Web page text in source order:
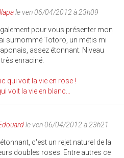
le ven 06/04/2012 à 23h09
pour vous présenter mon
surnommé Totoro, un métis mi
assez étonnant. Niveau
enraciné.
qui voit la vie en rose !
voit la vie en blanc...
le ven 06/04/2012 à 23h21
c'est un rejet naturel de la
doubles roses. Entre autres ce